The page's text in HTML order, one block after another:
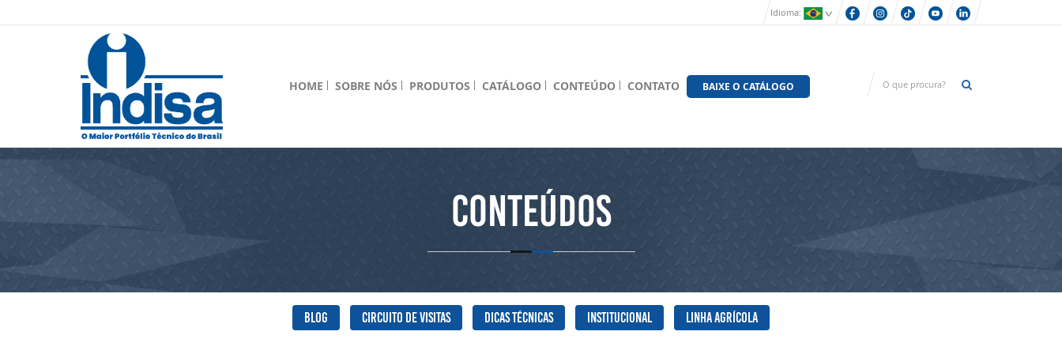
Idioma:
HOME SOBRE NÓS PRODUTOS CATÁLOGO CONTEÚDO CONTATO BAIXE O CATÁLOGO
Conteúdos
Blog Circuito de Visitas Dicas Técnicas Institucional Linha agrícola